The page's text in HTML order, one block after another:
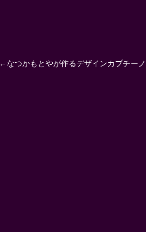
←なつかもとやが作るデザインカプチー